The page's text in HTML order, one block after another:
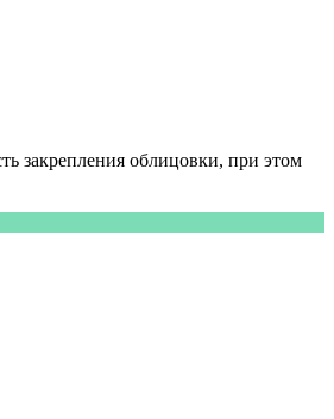
закрепления облицовки, при этом